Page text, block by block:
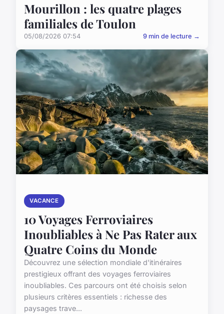
Mourillon : les quatre plages
familiales de Toulon
05/08/2026 07:54 9 min de lecture →
VACANCE
10 Voyages Ferroviaires
Inoubliables à Ne Pas Rater aux
Quatre Coins du Monde
Découvrez une sélection mondiale d'itinéraires
prestigieux offrant des voyages ferroviaires
inoubliables. Ces parcours ont été choisis selon
plusieurs critères essentiels : richesse des
paysages trave...